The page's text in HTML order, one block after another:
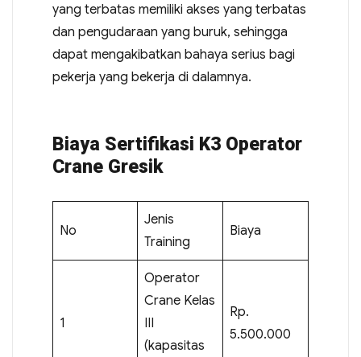
yang terbatas memiliki akses yang terbatas
dan pengudaraan yang buruk, sehingga
dapat mengakibatkan bahaya serius bagi
pekerja yang bekerja di dalamnya.
Biaya Sertifikasi K3 Operator
Crane Gresik
No
Jenis
Training
Biaya
1
Operator
Crane Kelas
III
(kapasitas
Rp.
5.500.000